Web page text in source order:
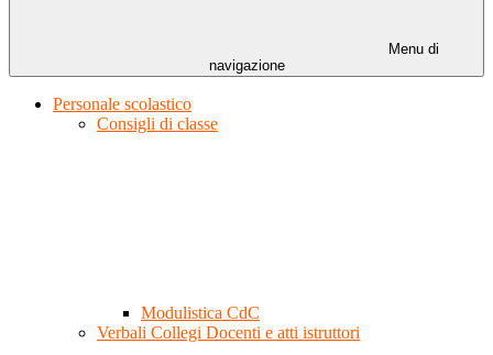
Menu di
navigazione
Personale scolastico
Consigli di classe
Modulistica CdC
Verbali Collegi Docenti e atti istruttori